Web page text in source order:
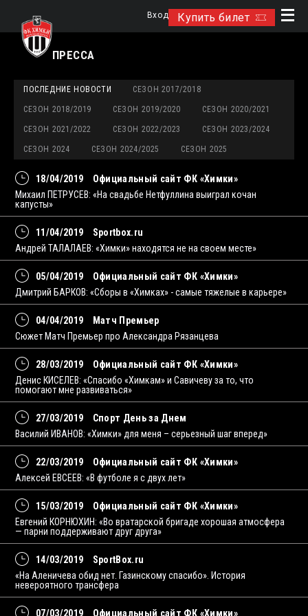
Купить билет
Вход
ПРЕССА
ПОСЛЕДНИЕ НОВОСТИ СЕЗОН 2017/2018
СЕЗОН 2018/2019 СЕЗОН 2019/2020 СЕЗОН 2020/2021
СЕЗОН 2021/2022 СЕЗОН 2022/2023 СЕЗОН 2023/2024
СЕЗОН 2024 СЕЗОН 2024/2025 СЕЗОН 2025
18/04/2019
Официальный сайт ФК «Химки»
Михаил ПЕТРУСЕВ: «На свадьбе Нетфуллина выиграл кочан
капусты»
11/04/2019
Sportbox.ru
Андрей ТАЛАЛАЕВ: «Химки» находятся не на своем месте»
05/04/2019
Официальный сайт ФК «Химки»
Дмитрий БАРКОВ: «Сборы в «Химках» - самые тяжелые в карьере»
04/04/2019
Матч Премьер
Сюжет Матч Премьер про Александра Рязанцева
28/03/2019
Официальный сайт ФК «Химки»
Денис КИСЕЛЕВ: «Спасибо «Химкам» и Савичеву за то, что
помогают мне развиваться»
27/03/2019
Спорт День за Днем
Василий ИВАНОВ: «Химки» для меня – серьезный шаг вперед»
22/03/2019
Официальный сайт ФК «Химки»
Алексей ЕВСЕЕВ: «В футболе я с двух лет»
15/03/2019
Официальный сайт ФК «Химки»
Евгений КОРНЮХИН: «Во вратарской бригаде хорошая атмосфера
— парни поддерживают друг друга»
14/03/2019
SportBox.ru
«На Аленичева обид нет. Газинскому спасибо». История
невероятного трансфера
07/03/2019 Официальный сайт ФК «Химки»